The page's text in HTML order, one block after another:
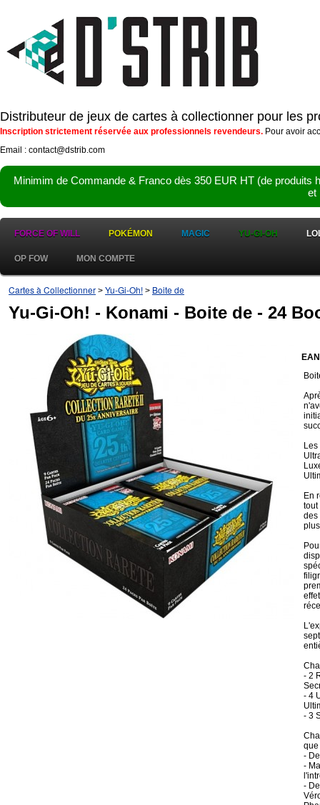
Distributeur de jeux de cartes à collectionner pour les
Inscription strictement réservée aux professionnels revendeurs. Pour avoir
Email : contact@dstrib.com
Minimim de Commande & Franco dès 350 EUR HT (de
et
FORCE OF WILL POKÉMON MAGIC YU-GI-OH
OP FOW MON COMPTE
Cartes à Collectionner > Yu-Gi-Oh! > Boite de
Yu-Gi-Oh! - Konami - Boite de - 24
En
tout
des
- 2
- 4
- 3
que
-
-
-